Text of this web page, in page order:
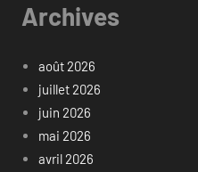
Archives
août 2026
juillet 2026
juin 2026
mai 2026
avril 2026